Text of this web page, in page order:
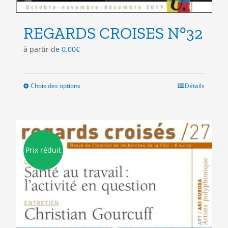
REGARDS CROISES N°32
à partir de 0.00€
Choix des optionsCe
variations.
Les
être
choisies
la
page
Détails
Prix réduit